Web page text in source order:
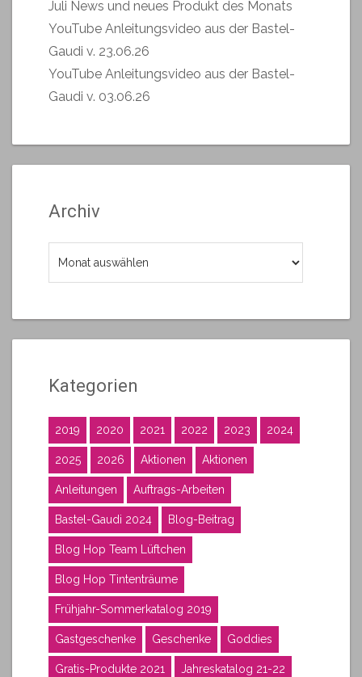
Juli News und neues Produkt des Monats
YouTube Anleitungsvideo aus der Bastel-
Gaudi v. 23.06.26
YouTube Anleitungsvideo aus der Bastel-
Gaudi v. 03.06.26
Archiv
Kategorien
2019 2020 2021 2022 2023 2024
2025 2026 Aktionen Aktionen
Anleitungen Auftrags-Arbeiten
Bastel-Gaudi 2024 Blog-Beitrag
Blog Hop Team Lüftchen
Blog Hop Tintenträume
Frühjahr-Sommerkatalog 2019
Gastgeschenke Geschenke Goddies
Gratis-Produkte 2021 Jahreskatalog 21-22